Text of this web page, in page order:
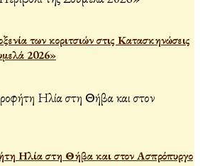
των κοριτσιών στις Κατασκηνώσεις
2026»
Ηλία στη Θήβα και στον Ασπρόπυργο